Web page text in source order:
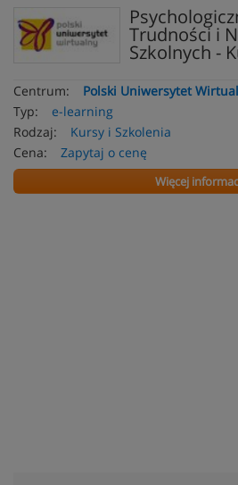
Trudności i
Szkolnych -
Centrum:
Polski Uniwersytet
Typ:
e-learning
Rodzaj:
Kursy i Szkolenia
Cena:
Zapytaj o cenę
Więcej